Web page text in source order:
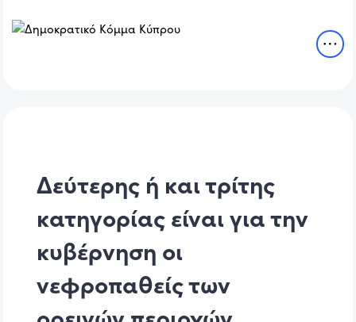
Δεύτερης ή και τρίτης
κατηγορίας είναι για την
κυβέρνηση οι
νεφροπαθείς των